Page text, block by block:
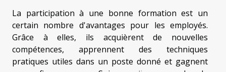
La participation à une bonne formation est un
certain nombre d'avantages pour les employés.
Grâce à elles, ils acquièrent de nouvelles
compétences, apprennent des techniques
pratiques utiles dans un poste donné et gagnent